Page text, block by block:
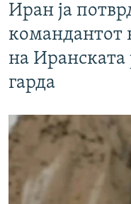
Иран ја
командантот
на
гарда